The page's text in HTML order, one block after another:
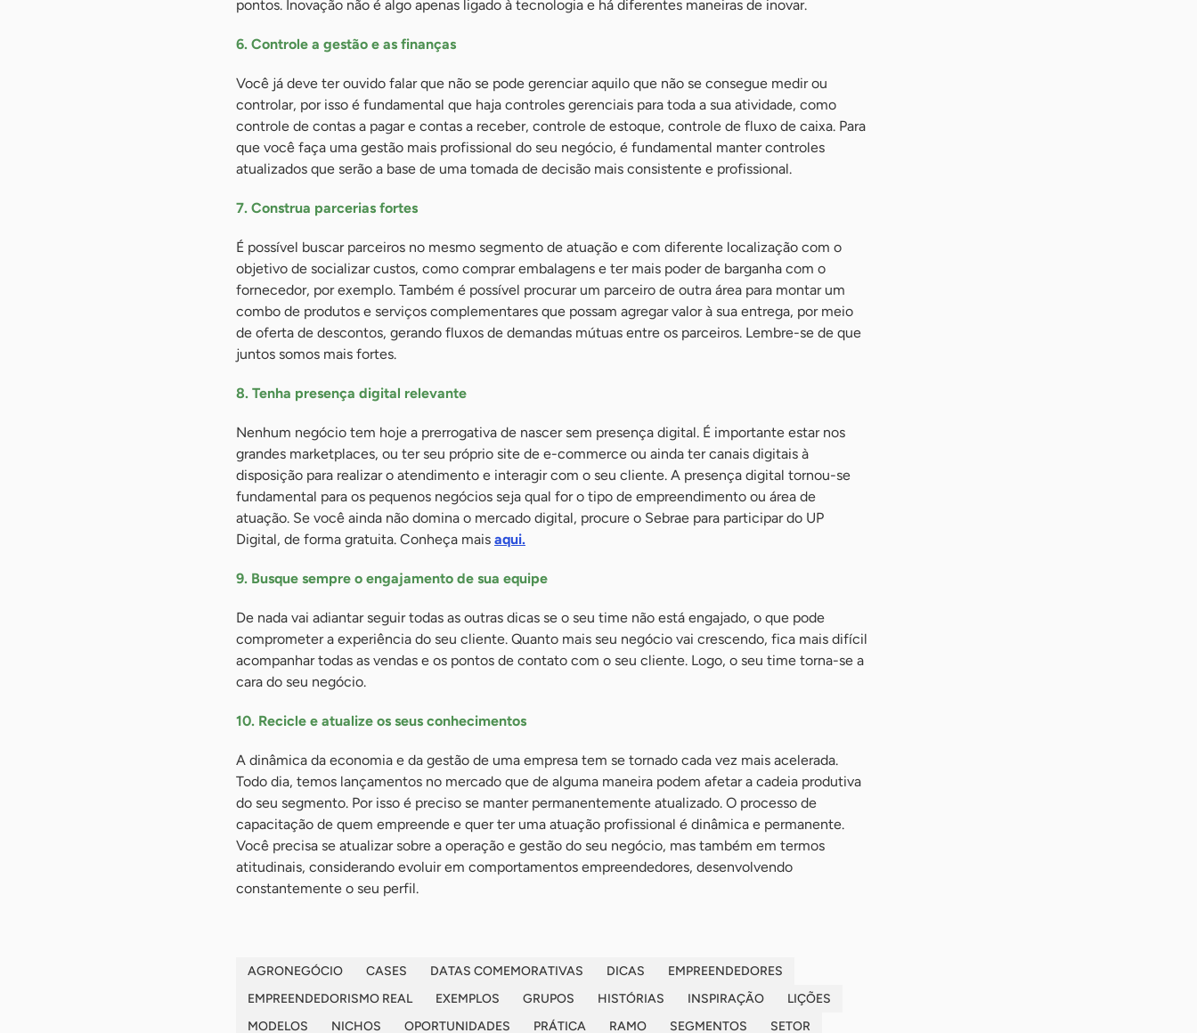
pontos. Inovação não é algo apenas ligado à tecnologia e há diferentes maneiras de inovar.
6. Controle a gestão e as finanças
Você já deve ter ouvido falar que não se pode gerenciar aquilo que não se consegue medir ou
controlar, por isso é fundamental que haja controles gerenciais para toda a sua atividade, como
controle de contas a pagar e contas a receber, controle de estoque, controle de fluxo de caixa. Para
que você faça uma gestão mais profissional do seu negócio, é fundamental manter controles
atualizados que serão a base de uma tomada de decisão mais consistente e profissional.
7. Construa parcerias fortes
É possível buscar parceiros no mesmo segmento de atuação e com diferente localização com o
objetivo de socializar custos, como comprar embalagens e ter mais poder de barganha com o
fornecedor, por exemplo. Também é possível procurar um parceiro de outra área para montar um
combo de produtos e serviços complementares que possam agregar valor à sua entrega, por meio
de oferta de descontos, gerando fluxos de demandas mútuas entre os parceiros. Lembre-se de que
juntos somos mais fortes.
8. Tenha presença digital relevante
Nenhum negócio tem hoje a prerrogativa de nascer sem presença digital. É importante estar nos
grandes marketplaces, ou ter seu próprio site de e-commerce ou ainda ter canais digitais à
disposição para realizar o atendimento e interagir com o seu cliente. A presença digital tornou-se
fundamental para os pequenos negócios seja qual for o tipo de empreendimento ou área de
atuação. Se você ainda não domina o mercado digital, procure o Sebrae para participar do UP
Digital, de forma gratuita. Conheça mais aqui.
9. Busque sempre o engajamento de sua equipe
De nada vai adiantar seguir todas as outras dicas se o seu time não está engajado, o que pode
comprometer a experiência do seu cliente. Quanto mais seu negócio vai crescendo, fica mais difícil
acompanhar todas as vendas e os pontos de contato com o seu cliente. Logo, o seu time torna-se a
cara do seu negócio.
10. Recicle e atualize os seus conhecimentos
A dinâmica da economia e da gestão de uma empresa tem se tornado cada vez mais acelerada.
Todo dia, temos lançamentos no mercado que de alguma maneira podem afetar a cadeia produtiva
do seu segmento. Por isso é preciso se manter permanentemente atualizado. O processo de
capacitação de quem empreende e quer ter uma atuação profissional é dinâmica e permanente.
Você precisa se atualizar sobre a operação e gestão do seu negócio, mas também em termos
atitudinais, considerando evoluir em comportamentos empreendedores, desenvolvendo
constantemente o seu perfil.
AGRONEGÓCIO CASES DATAS COMEMORATIVAS DICAS
EMPREENDEDORES
EMPREENDEDORISMO REAL
EXEMPLOS GRUPOS HISTÓRIAS INSPIRAÇÃO
LIÇÕES
MODELOS
NICHOS OPORTUNIDADES PRÁTICA RAMO SEGMENTOS SETOR